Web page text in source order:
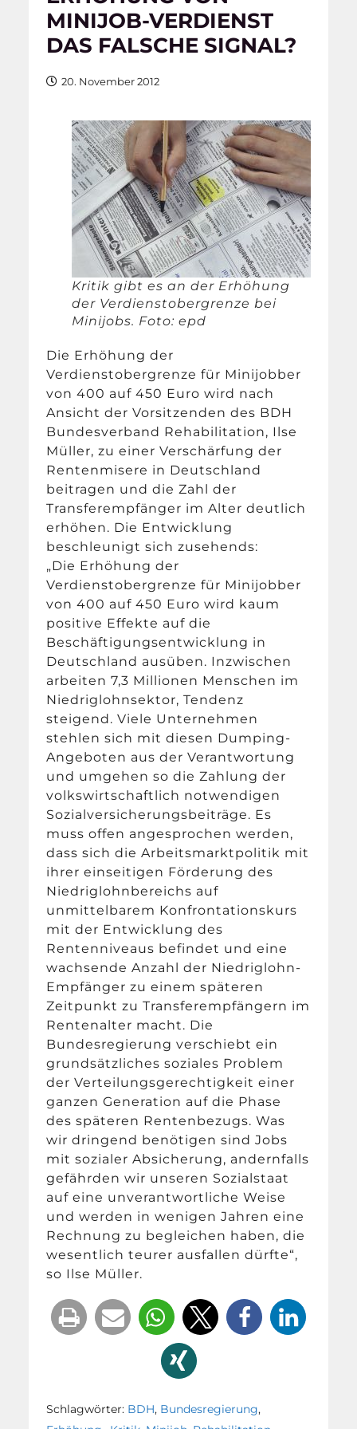
MINIJOB-VERDIENST
DAS FALSCHE SIGNAL?
20. November 2012
Kritik gibt es an der Erhöhung
der Verdienstobergrenze bei
Minijobs. Foto: epd
Die Erhöhung der
Verdienstobergrenze für Minijobber
von 400 auf 450 Euro wird nach
Ansicht der Vorsitzenden des BDH
Bundesverband Rehabilitation, Ilse
Müller, zu einer Verschärfung der
Rentenmisere in Deutschland
beitragen und die Zahl der
Transferempfänger im Alter deutlich
erhöhen. Die Entwicklung
beschleunigt sich zusehends:
„Die Erhöhung der
Verdienstobergrenze für Minijobber
von 400 auf 450 Euro wird kaum
positive Effekte auf die
Beschäftigungsentwicklung in
Deutschland ausüben. Inzwischen
arbeiten 7,3 Millionen Menschen im
Niedriglohnsektor, Tendenz
steigend. Viele Unternehmen
stehlen sich mit diesen Dumping-
Angeboten aus der Verantwortung
und umgehen so die Zahlung der
volkswirtschaftlich notwendigen
Sozialversicherungsbeiträge. Es
muss offen angesprochen werden,
dass sich die Arbeitsmarktpolitik mit
ihrer einseitigen Förderung des
Niedriglohnbereichs auf
unmittelbarem Konfrontationskurs
mit der Entwicklung des
Rentenniveaus befindet und eine
wachsende Anzahl der Niedriglohn-
Empfänger zu einem späteren
Zeitpunkt zu Transferempfängern im
Rentenalter macht. Die
Bundesregierung verschiebt ein
grundsätzliches soziales Problem
der Verteilungsgerechtigkeit einer
ganzen Generation auf die Phase
des späteren Rentenbezugs. Was
wir dringend benötigen sind Jobs
mit sozialer Absicherung, andernfalls
gefährden wir unseren Sozialstaat
auf eine unverantwortliche Weise
und werden in wenigen Jahren eine
Rechnung zu begleichen haben, die
wesentlich teurer ausfallen dürfte“,
so Ilse Müller.
Schlagwörter: BDH, Bundesregierung,